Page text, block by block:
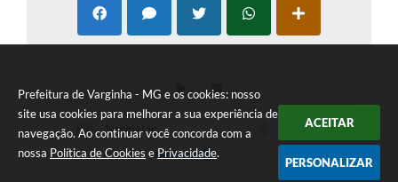
Prefeitura de Varginha - MG e os cookies: nosso
site usa cookies para melhorar a sua experiência de
navegação. Ao continuar você concorda com a
nossa Política de Cookies e Privacidade.
ACEITAR
PERSONALIZAR